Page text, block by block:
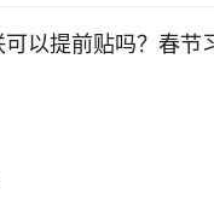
可以提前贴吗？春节